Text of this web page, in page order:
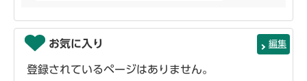
お気に入り 編集
登録されているページはありません。